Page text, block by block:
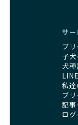
サ
ブ
子
犬
私達
ブ
記
ロ